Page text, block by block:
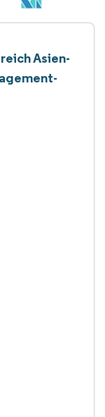
Asien-